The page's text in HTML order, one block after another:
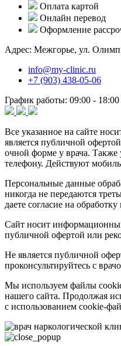
Оплата картой
Онлайн перевод
Оформление
Адрес: Межгорье, ул.
info@my-clinic.ru
+7 (903) 438-05-06
График работы: 09:00 - 18:00
Все указанное на сайте
является публичной
очной форме у врача. Также
телефону. Действуют
Персональные данные
никогда не передаются
даете согласие на
Сайт носит
публичной офертой или
Не является публичной
проконсультируйтесь с
Мы используем файлы
нашего сайта. Продолжая
с использованием cookie-